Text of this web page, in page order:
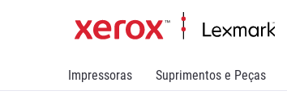
Impressoras Suprimentos e Peças